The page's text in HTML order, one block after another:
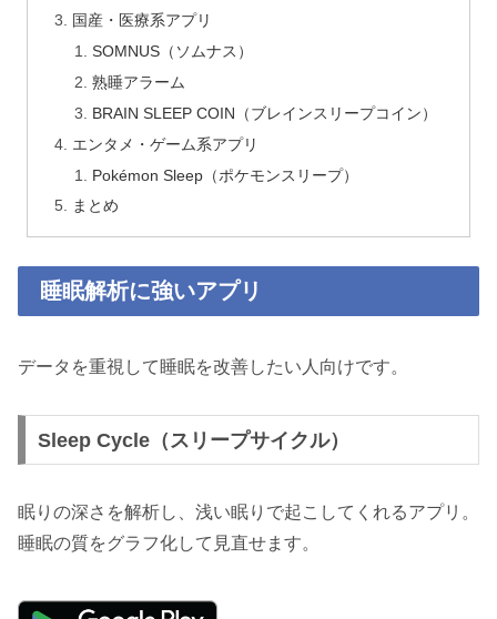
国産・医療系アプリ
SOMNUS（ソムナス）
熟睡アラーム
BRAIN SLEEP COIN（ブレインスリープコイン）
エンタメ・ゲーム系アプリ
Pokémon Sleep（ポケモンスリープ）
まとめ
睡眠解析に強いアプリ
データを重視して睡眠を改善したい人向けです。
Sleep Cycle（スリープサイクル）
眠りの深さを解析し、浅い眠りで起こしてくれるアプリ。
睡眠の質をグラフ化して見直せます。